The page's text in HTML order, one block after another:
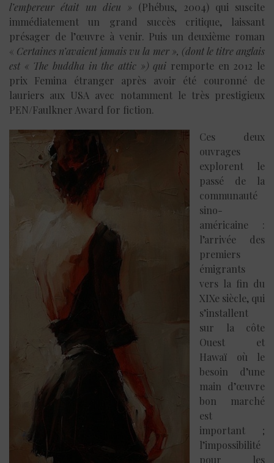
l’empereur était un dieu » (Phébus, 2004) qui suscite
immédiatement un grand succès critique, laissant
présager de l’œuvre à venir. Puis un deuxième roman
« Certaines n’avaient jamais vu la mer », (dont le titre anglais
est « The buddha in the attic »)qui remporte en 2012 le
prix Femina étranger après avoir été couronné de
lauriers aux USA avec notamment le très prestigieux
PEN/Faulkner Award for fiction.
Ces deux
ouvrages
explorent le
passé de la
communauté
sino-
américaine :
l’arrivée des
premiers
émigrants
vers la fin du
XIXe siècle, qui
s’installent
sur la côte
Ouest et
Hawaï où le
besoin d’une
main d’œuvre
bon marché
est
important ;
l’impossibilité
pour les